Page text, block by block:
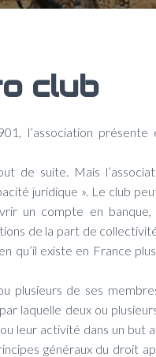
club
l’association
de suite. Mais
juridique ». Le club
un compte en
de la part de
qu’il existe en France plus
plusieurs de ses
laquelle deux ou
leur activité dans un but
généraux du droit